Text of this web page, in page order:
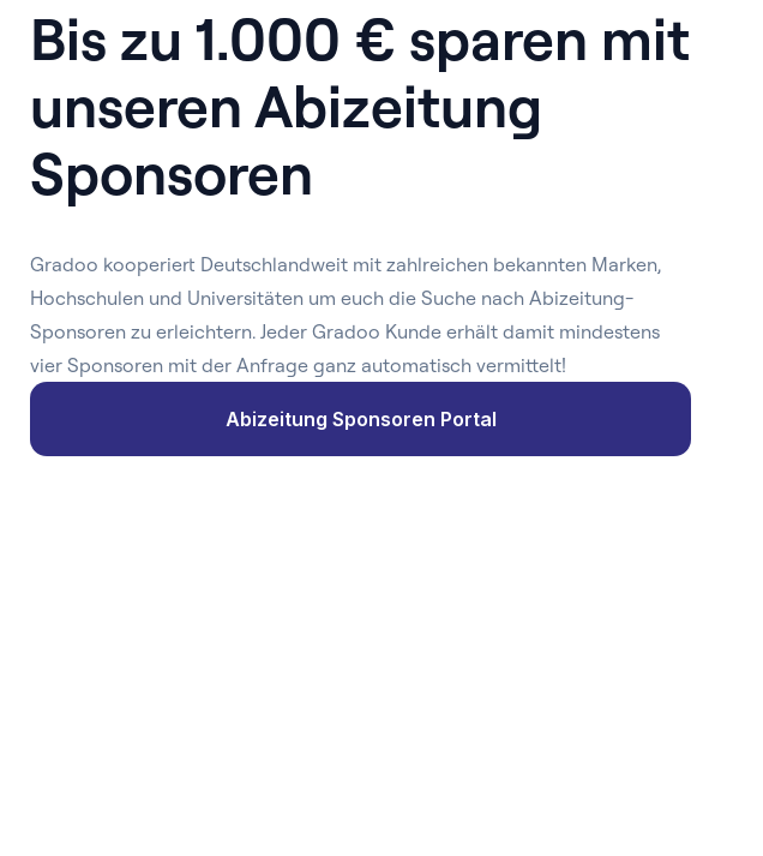
Bis zu 1.000 € sparen mit
unseren Abizeitung
Sponsoren
Gradoo kooperiert Deutschlandweit mit zahlreichen bekannten Marken,
Hochschulen und Universitäten um euch die Suche nach Abizeitung-
Sponsoren zu erleichtern. Jeder Gradoo Kunde erhält damit mindestens
vier Sponsoren mit der Anfrage ganz automatisch vermittelt!
Abizeitung Sponsoren Portal